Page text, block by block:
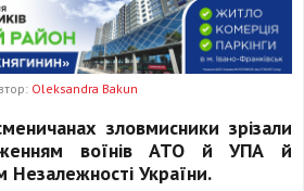
Oleksandra Bakun
зловмисники зрізали
воїнів АТО й УПА й
Незалежності України.